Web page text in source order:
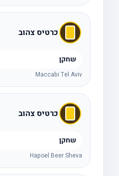
כרטיס צהוב
שחקן
Maccabi Tel Aviv
כרטיס צהוב
שחקן
Hapoel Beer Sheva